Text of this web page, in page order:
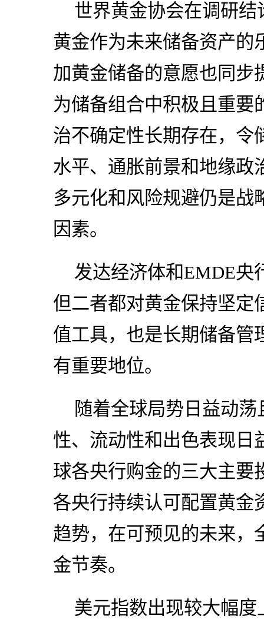
世界黄金协会在调研
黄金作为未来储备资产的
加黄金储备的意愿也同步
为储备组合中积极且重要
治不确定性长期存在，令
水平、通胀前景和地缘政
多元化和风险规避仍是战
因素。
发达经济体和EMDE央
但二者都对黄金保持坚定
值工具，也是长期储备管
有重要地位。
随着全球局势日益动
性、流动性和出色表现日
球各央行购金的三大主要
各央行持续认可配置黄金
趋势，在可预见的未来，
金节奏。
美元指数出现较大幅